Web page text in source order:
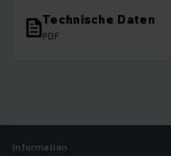
Technische Daten
PDF
Information